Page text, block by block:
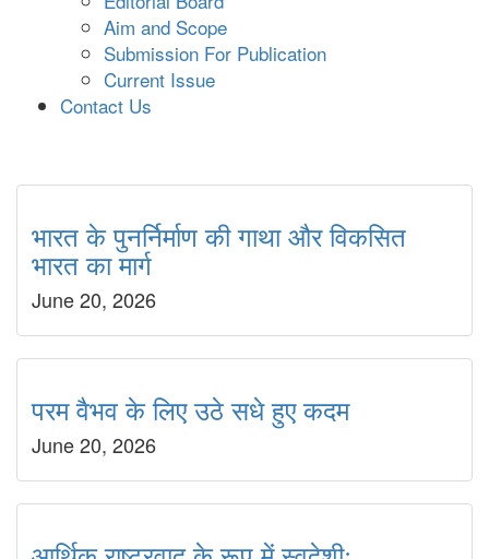
Aim and Scope
Submission For Publication
Current Issue
Contact Us
भारत के पुनर्निर्माण की गाथा और विकसित
भारत का मार्ग
June 20, 2026
परम वैभव के लिए उठे सधे हुए कदम
June 20, 2026